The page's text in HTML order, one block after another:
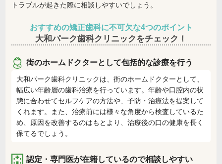
トラブルが起きた際に相談しやすいでしょう。
おすすめの矯正歯科に不可欠な4つのポイント
大和パーク歯科クリニックをチェック！
街のホームドクターとして包括的な診療を行う
大和パーク歯科クリニックは、街のホームドクターとして、
幅広い年齢層の歯科治療を行っています。年齢や口腔内の状
態に合わせてセルフケアの方法や、予防・治療法を提案して
くれます。また、治療前には様々な角度から検査しているた
め、原因を改善するのはもとより、治療後の口の健康を長く
保てるでしょう。
認定・専門医が在籍しているので相談しやすい